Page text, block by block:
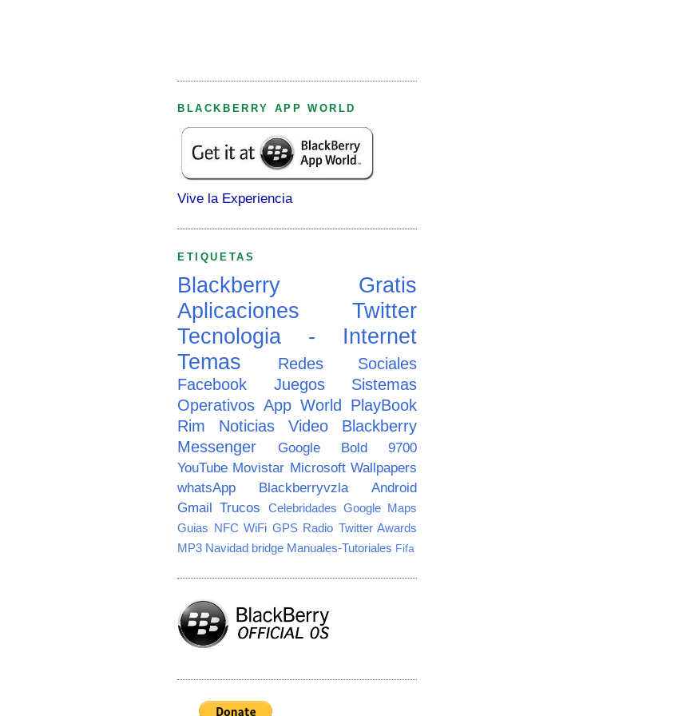
BLACKBERRY APP WORLD
Vive la Experiencia
ETIQUETAS
Blackberry
Gratis
Aplicaciones
Twitter
Tecnologia - Internet
Temas
Redes Sociales
Facebook
Juegos
Sistemas
Operativos App World PlayBook
Rim
Noticias Video
Blackberry
Messenger
Google
Bold 9700
YouTube Movistar Microsoft Wallpapers
whatsApp
Blackberryvzla
Android
Gmail Trucos Celebridades Google Maps
Guias NFC WiFi GPS Radio Twitter Awards
MP3 Navidad bridge Manuales-Tutoriales Fifa